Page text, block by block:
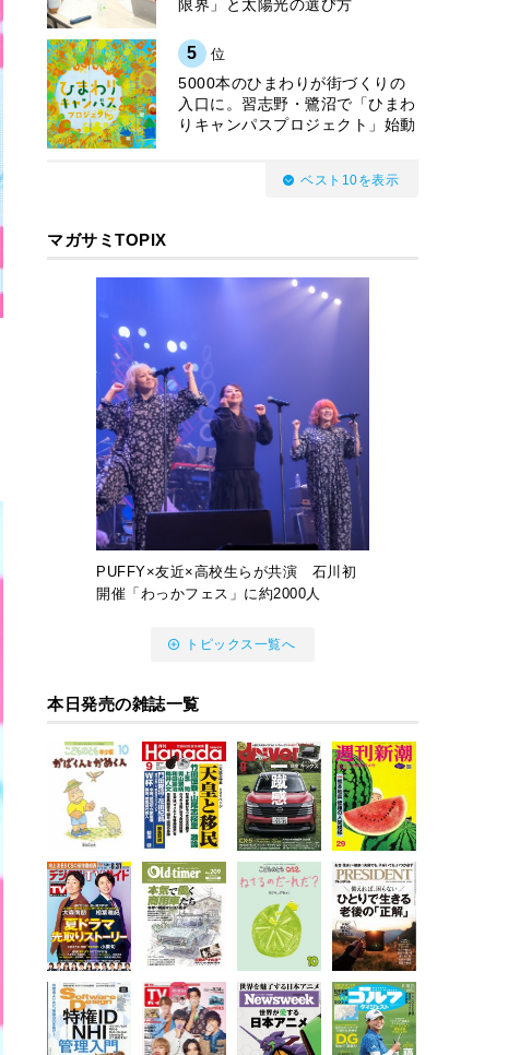
限界」と太陽光の選び方
5 位
5000本のひまわりが街づくりの
入口に。習志野・鷺沼で「ひまわ
りキャンパスプロジェクト」始動
ベスト10を表示
マガサミTOPIX
PUFFY×友近×高校生らが共演 石川初
開催「わっかフェス」に約2000人
トピックス一覧へ
本日発売の雑誌一覧